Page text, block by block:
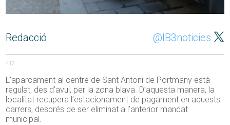
Redacció @IB3noticies
412
L’aparcament al centre de Sant Antoni de Portmany està
regulat, des d’avui, per la zona blava. D’aquesta manera, la
localitat recupera l’estacionament de pagament en aquests
carrers, després de ser eliminat a l’anterior mandat
municipal.